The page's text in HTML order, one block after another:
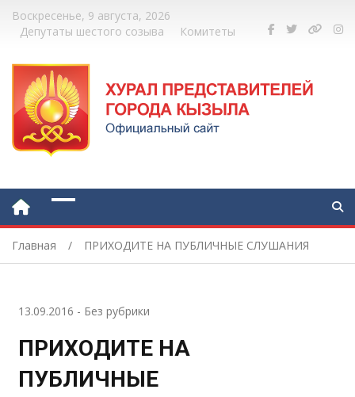
Воскресенье, 9 августа, 2026
Депутаты шестого созыва
Комитеты
Главная ПРИХОДИТЕ НА ПУБЛИЧНЫЕ СЛУШАНИЯ
13.09.2016 - Без рубрики
ПРИХОДИТЕ НА
ПУБЛИЧНЫЕ